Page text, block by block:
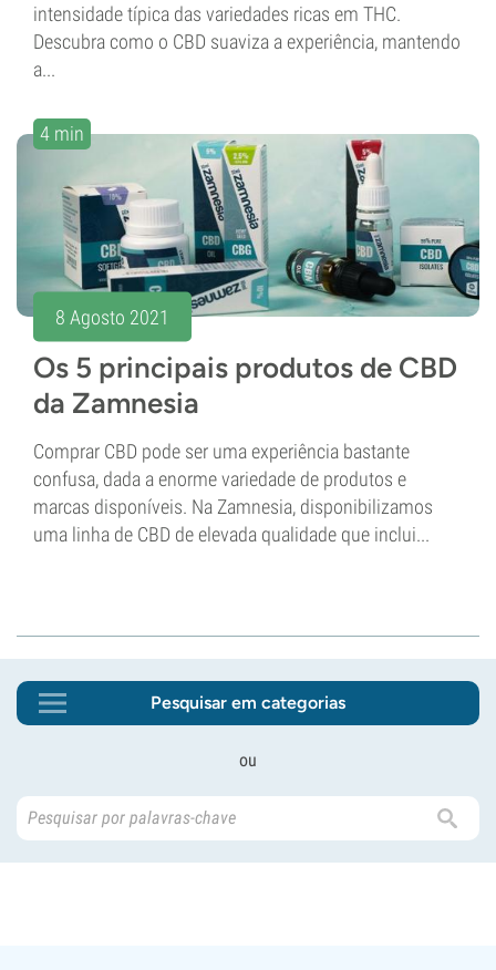
intensidade típica das variedades ricas em THC.
Descubra como o CBD suaviza a experiência, mantendo
a...
4 min
8 Agosto 2021
Os 5 principais produtos de CBD
da Zamnesia
Comprar CBD pode ser uma experiência bastante
confusa, dada a enorme variedade de produtos e
marcas disponíveis. Na Zamnesia, disponibilizamos
uma linha de CBD de elevada qualidade que inclui...
Pesquisar em categorias
ou